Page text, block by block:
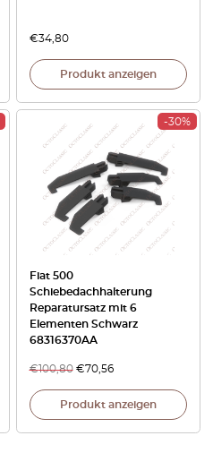
€34,80
Produkt anzeigen
-30%
Fiat 500
Schiebedachhalterung
Reparatursatz mit 6
Elementen Schwarz
68316370AA
€100,80 €70,56
Produkt anzeigen